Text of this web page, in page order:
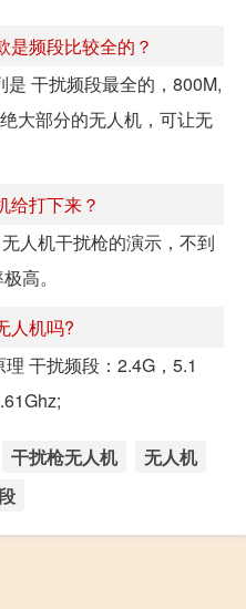
是频段比较全的？
干扰频段最全的，800M,
大部分的无人机，可让无
给打下来？
人机干扰枪的演示，不到
高。
人机吗?
干扰频段：2.4G，5.1
干扰枪无人机
无人机